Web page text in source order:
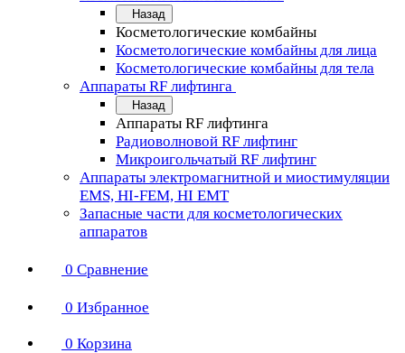
Назад
Косметологические комбайны
Косметологические комбайны для лица
Косметологические комбайны для тела
Аппараты RF лифтинга
Назад
Аппараты RF лифтинга
Радиоволновой RF лифтинг
Микроигольчатый RF лифтинг
Аппараты электромагнитной и миостимуляции
EMS, HI-FEM, HI EMT
Запасные части для косметологических
аппаратов
0 Сравнение
0 Избранное
0 Корзина